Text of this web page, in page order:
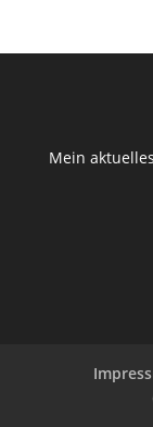
Mein